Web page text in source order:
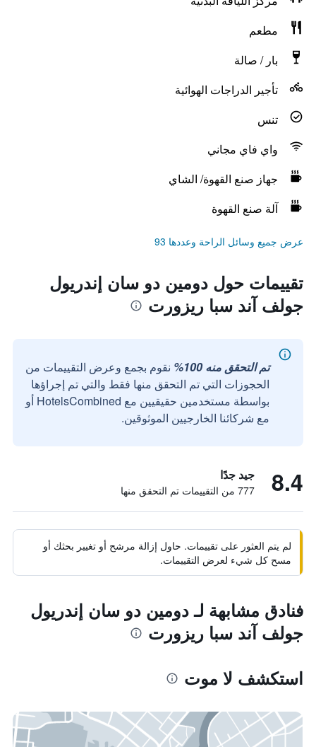
مطعم
بار / صالة
تأجير الدراجات الهوائية
تنس
واي فاي مجاني
جهاز صنع القهوة/ الشاي
آلة صنع القهوة
عرض جميع وسائل الراحة وعددها 93
تقييمات حول دومين دو سان إندريول
جولف آند سبا ريزورت
تم التحقق منه 100%
نقوم بجمع وعرض التقييمات من
الحجوزات التي تم التحقق منها فقط والتي تم إجراؤها
بواسطة مستخدمين حقيقيين مع HotelsCombined أو
مع شركائنا الخارجيين الموثوقين.
8.4 جيد جدًا
777 من التقييمات تم التحقق منها
لم يتم العثور على تقييمات. حاول إزالة مرشح أو تغيير بحثك أو
مسح كل شيء لعرض التقييمات.
فنادق مشابهة لـ دومين دو سان إندريول
جولف آند سبا ريزورت
استكشف لا موت